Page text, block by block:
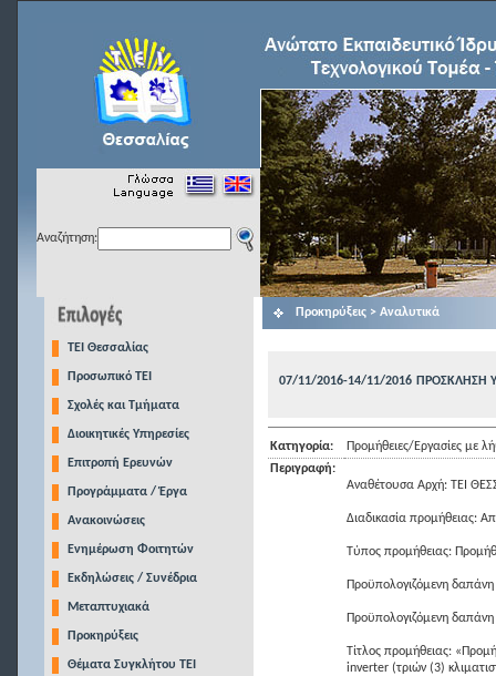
Αναζήτηση:
TEI Θεσσαλίας
Προσωπικό ΤΕΙ
Σχολές και Τμήματα
Διοικητικές Υπηρεσίες
Επιτροπή Ερευνών
Προγράμματα / Έργα
Ανακοινώσεις
Ενημέρωση Φοιτητών
Εκδηλώσεις / Συνέδρια
Μεταπτυχιακά
Προκηρύξεις
Θέματα Συγκλήτου ΤΕΙ
Προκηρύξεις > Αναλυτικά
07/11/2016-14/11/2016 ΠΡΟΣΚΛΗΣΗ
Κατηγορία:
Προμήθειες/Εργασίες με
Περιγραφή:
Αναθέτουσα Αρχή: ΤΕΙ
Διαδικασία προμήθειας:
Τύπος προμήθειας:
Προϋπολογιζόμενη
Προϋπολογιζόμενη
Τίτλος προμήθειας:
inverter (τριών (3)